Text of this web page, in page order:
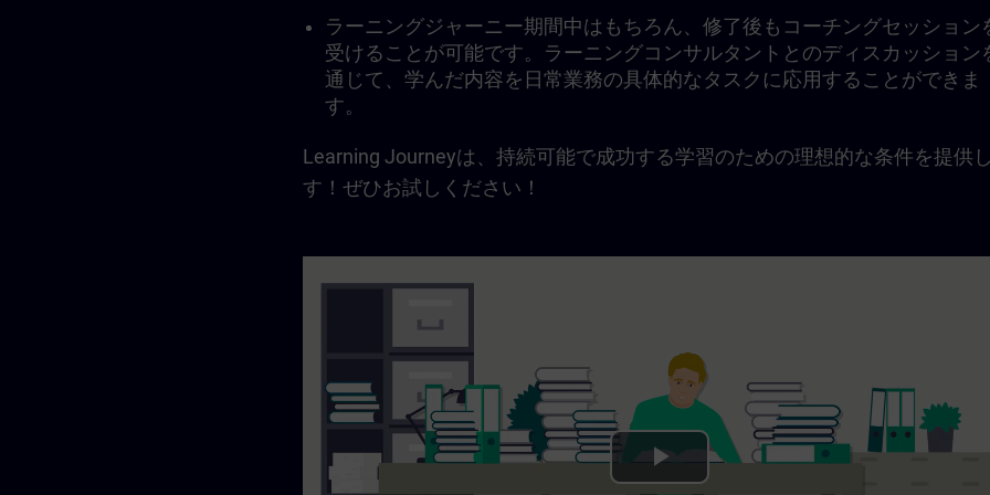
ラーニングジャーニー期間中はもちろん、修了後もコーチングセッション
受けることが可能です。ラーニングコンサルタントとのディスカッション
通じて、学んだ内容を日常業務の具体的なタスクに応用することができま
す。
Learning Journeyは、持続可能で成功する学習のための理想的な条件を提供
す！ぜひお試しください！
Play